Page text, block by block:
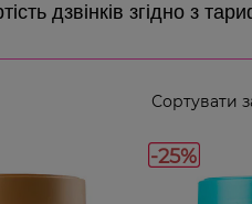
дзвінків згідно з
Сортувати
-25%